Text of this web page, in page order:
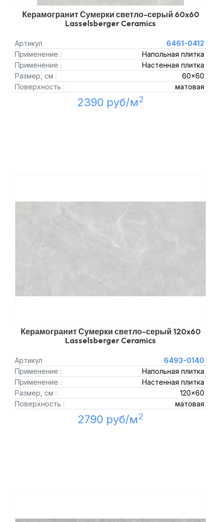
Керамогранит Сумерки светло-серый 60x60
Lasselsberger Ceramics
Артикул
6461-0412
Применение :
Напольная плитка
Применение :
Настенная плитка
Размер, см :
60x60
Поверхность :
матовая
2390 руб/м2
Керамогранит Сумерки светло-серый 120x60
Lasselsberger Ceramics
Артикул
6493-0140
Применение :
Напольная плитка
Применение :
Настенная плитка
Размер, см :
120x60
Поверхность :
матовая
2790 руб/м2